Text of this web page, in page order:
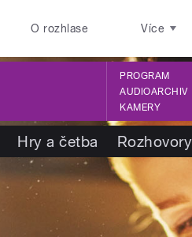
O rozhlase Více
PROGRAM
AUDIOARCHIV
KAMERY
Hry a četba Rozhovory